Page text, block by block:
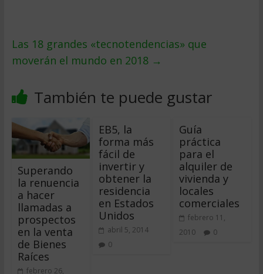
Las 18 grandes «tecnotendencias» que
moverán el mundo en 2018 →
También te puede gustar
Superando
la renuencia
a hacer
llamadas a
prospectos
en la venta
de Bienes
Raíces
febrero 26,
EB5, la
forma más
fácil de
invertir y
obtener la
residencia
en Estados
Unidos
abril 5, 2014
0
Guía
práctica
para el
alquiler de
vivienda y
locales
comerciales
febrero 11,
2010
0